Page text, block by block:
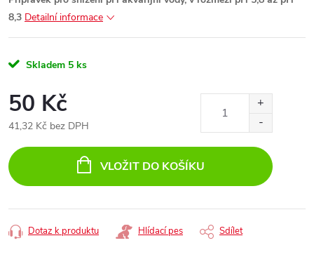
8,3 Detailní informace
Skladem 5 ks
50 Kč
41,32 Kč bez DPH
cena:
VLOŽIT DO KOŠÍKU
Dotaz k produktu Hlídací pes Sdílet